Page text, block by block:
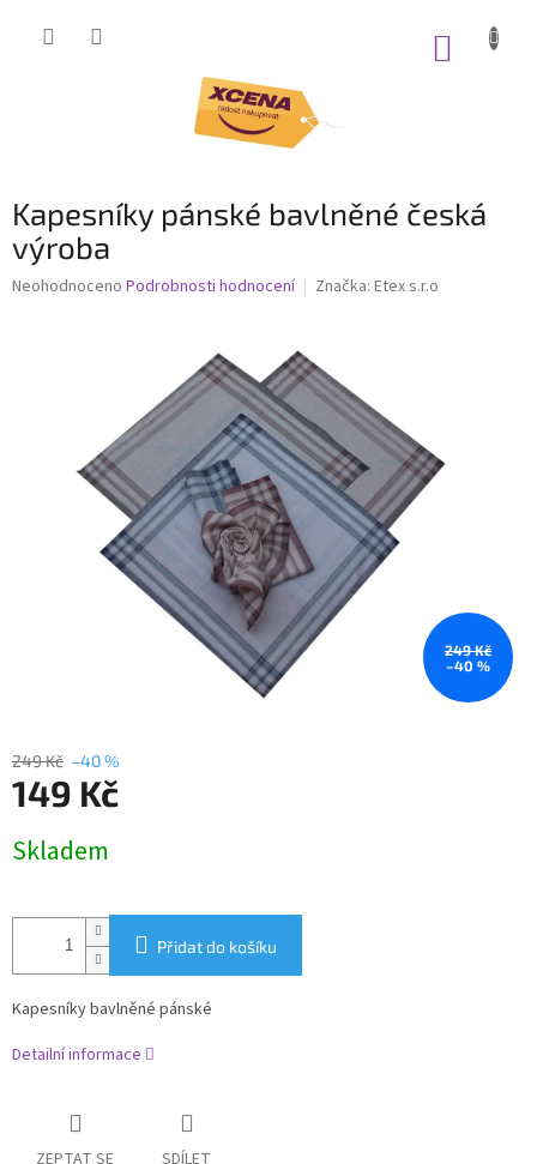
Kapesníky pánské bavlněné česká
výroba
Průměrné
Neohodnoceno Podrobnosti hodnocení Značka: Etex s.r.o
249 Kč
–40 %
249 Kč –40 %
149 Kč
cena:
Skladem
Přidat do košíku
Kapesníky bavlněné pánské
Detailní informace